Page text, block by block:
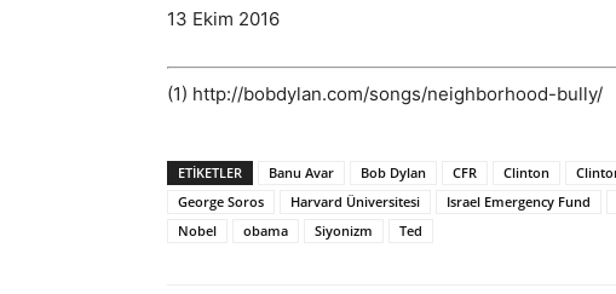
13 Ekim 2016
(1) http://bobdylan.com/songs/neighborhood-bully/
ETIKETLER Banu Avar Bob Dylan CFR Clinton
George Soros
Harvard Üniversitesi Israel Emergency Fund
Nobel
obama Siyonizm Ted